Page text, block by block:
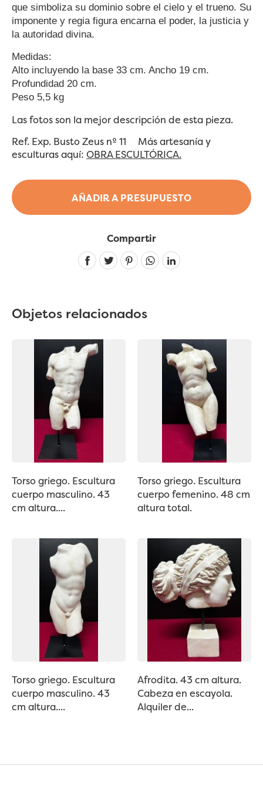
AÑADIR A PRESUPUESTO
que simboliza su dominio sobre el cielo y el trueno. Su
imponente y regia figura encarna el poder, la justicia y
la autoridad divina.
Medidas:
Alto incluyendo la base 33 cm. Ancho 19 cm.
Profundidad 20 cm.
Peso 5,5 kg
Las fotos son la mejor descripción de esta pieza.
Ref. Exp. Busto Zeus nº 11 Más artesanía y
esculturas aquí: OBRA ESCULTÓRICA.
Compartir
Linkedin
Objetos relacionados
Torso griego. Escultura
cuerpo masculino. 43
cm altura....
Torso griego. Escultura
cuerpo femenino. 48 cm
altura total.
Torso griego. Escultura
cuerpo masculino. 43
cm altura....
Afrodita. 43 cm altura.
Cabeza en escayola.
Alquiler de...